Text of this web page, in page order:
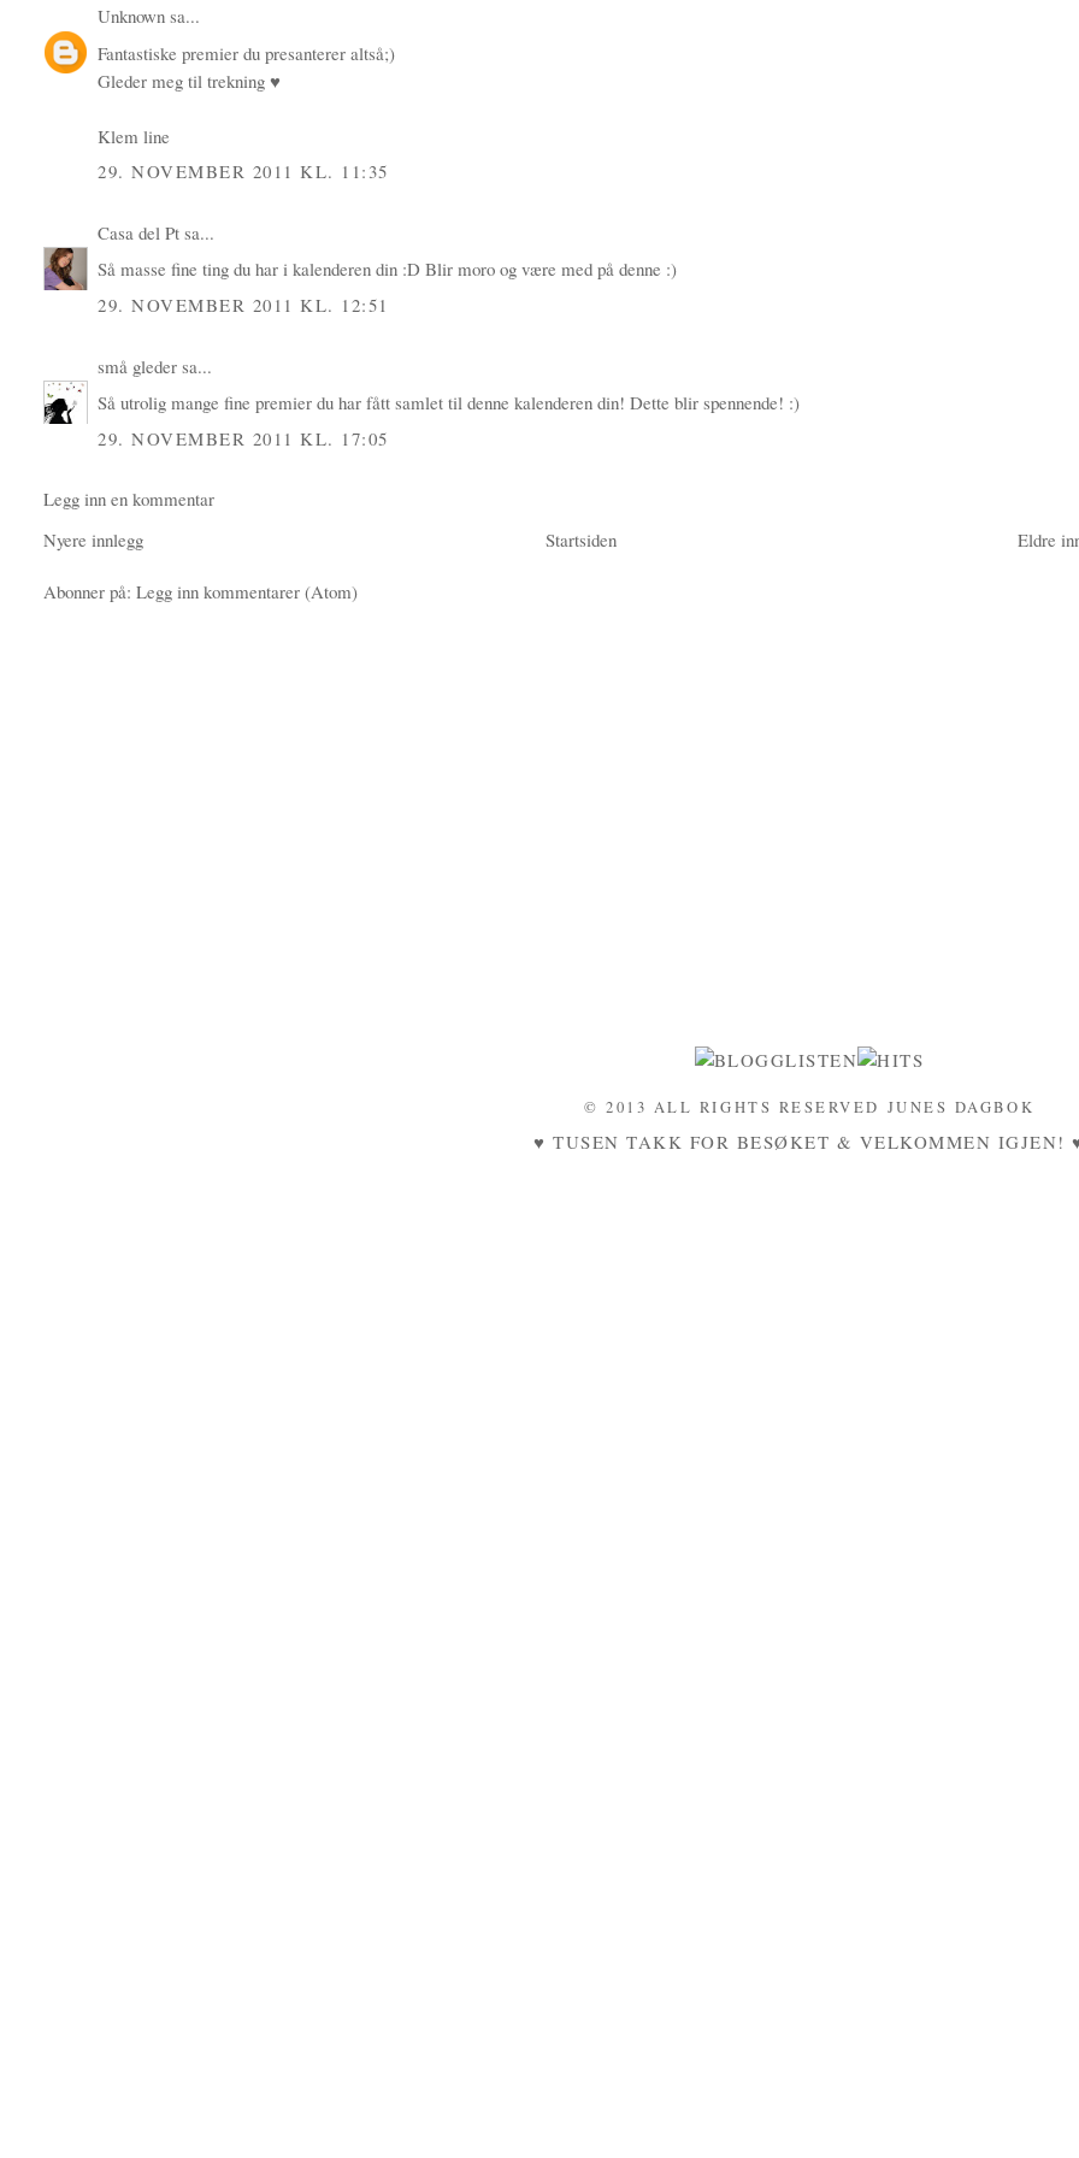
Unknown sa...
Fantastiske premier du presanterer altså;)
Gleder meg til trekning ♥
Klem line
29. NOVEMBER 2011 KL. 11:35
Casa del Pt sa...
Så masse fine ting du har i kalenderen din :D Blir moro og være med på denne :)
29. NOVEMBER 2011 KL. 12:51
små gleder sa...
Så utrolig mange fine premier du har fått samlet til denne kalenderen din! Dette blir spennende! :)
29. NOVEMBER 2011 KL. 17:05
Legg inn en kommentar
Nyere innlegg
Eldre
Startsiden
Abonner på:Legg inn kommentarer (Atom)
© 2013 ALL RIGHTS RESERVED JUNES DAGBOK
♥ TUSEN TAKK FOR BESØKET & VELKOMMEN IGJEN!